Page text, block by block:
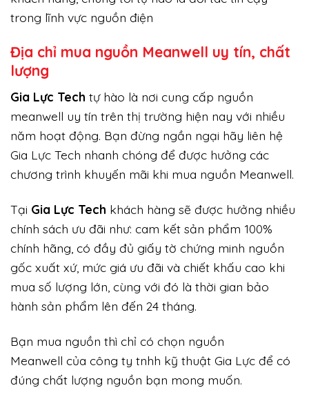
trong lĩnh vực nguồn điện
Địa chỉ mua nguồn Meanwell uy tín, chất
lượng
Gia Lực Tech tự hào là nơi cung cấp nguồn
meanwell uy tín trên thị trường hiện nay với nhiều
năm hoạt động. Bạn đừng ngần ngại hãy liên hệ
Gia Lực Tech nhanh chóng để được hưởng các
chương trình khuyến mãi khi mua nguồn Meanwell.
Tại Gia Lực Tech khách hàng sẽ được hưởng nhiều
chính sách ưu đãi như: cam kết sản phẩm 100%
chính hãng, có đầy đủ giấy tờ chứng minh nguồn
gốc xuất xứ, mức giá ưu đãi và chiết khấu cao khi
mua số lượng lớn, cùng với đó là thời gian bảo
hành sản phẩm lên đến 24 tháng.
Bạn mua nguồn thì chỉ có chọn nguồn
Meanwell của công ty tnhh kỹ thuật Gia Lực để có
đúng chất lượng nguồn bạn mong muốn.